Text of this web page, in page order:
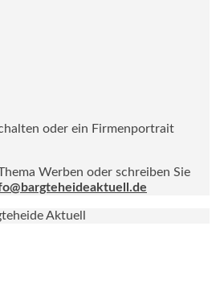
oder ein Firmenportrait
Werben oder schreiben Sie
Aktuell